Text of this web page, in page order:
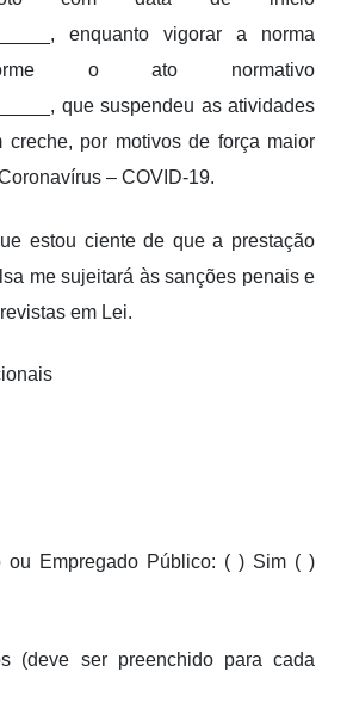
enquanto vigorar a norma
o ato normativo
que suspendeu as atividades
creche, por motivos de força maior
– COVID-19.
estou ciente de que a prestação
me sujeitará às sanções penais e
em Lei.
ou Empregado Público: ( ) Sim ( )
(deve ser preenchido para cada